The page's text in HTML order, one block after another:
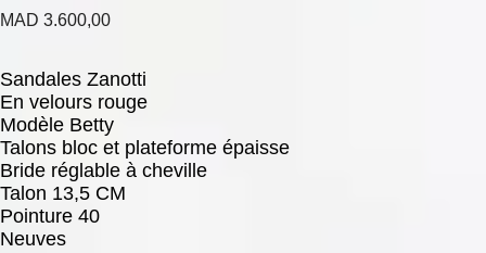
MAD 3.600,00
Sandales Zanotti
En velours rouge
Modèle Betty
Talons bloc et plateforme épaisse
Bride réglable à cheville
Talon 13,5 CM
Pointure 40
Neuves